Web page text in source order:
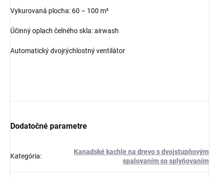
Vykurovaná plocha: 60 – 100 m²
Účinný oplach čelného skla: airwash
Automatický dvojrýchlostný ventilátor
Dodatočné parametre
Kategória:
Kanadské kachle na drevo s dvojstupňovým
spalovaním so splyňovaním